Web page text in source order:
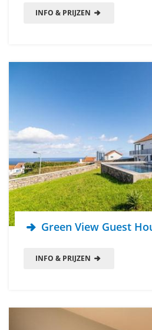
INFO & PRIJZEN
Green View Guest
INFO & PRIJZEN